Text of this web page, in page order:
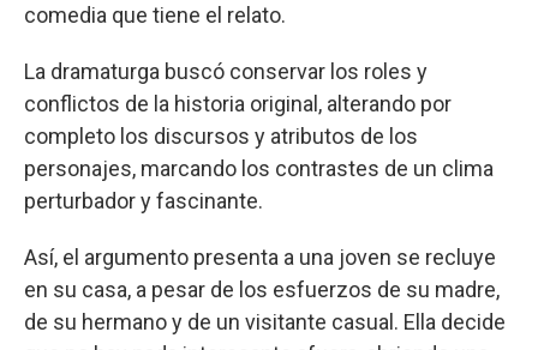
comedia que tiene el relato.
La dramaturga buscó conservar los roles y
conflictos de la historia original, alterando por
completo los discursos y atributos de los
personajes, marcando los contrastes de un clima
perturbador y fascinante.
Así, el argumento presenta a una joven se recluye
en su casa, a pesar de los esfuerzos de su madre,
de su hermano y de un visitante casual. Ella decide